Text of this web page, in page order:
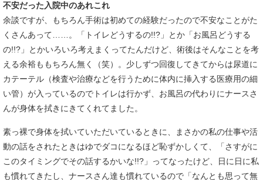
不安だった入院中のあれこれ
余談ですが、もちろん手術は初めての経験だったので不安なことがた
くさんあって……。「トイレどうするの!!?」とか「お風呂どうする
の!!?」とかいろいろ考えまくってたんだけど、術後はそんなことを考
える余裕ももちろん無く（笑）。少しずつ回復してきてからは尿道に
カテーテル（検査や治療などを行うために体内に挿入する医療用の細
い管）が入っているのでトイレは行かず、お風呂の代わりにナースさ
んが身体を拭きにきてくれてました。
素っ裸で身体を拭いていただいているときに、まさかの私の仕事や活
動の話をされたときはゆでダコになるほど恥ずかしくて、「さすがに
このタイミングでその話するかいな!!?」ってなったけど、日に日に私
も慣れてきたし、ナースさん達も慣れているので「なんとも思って無